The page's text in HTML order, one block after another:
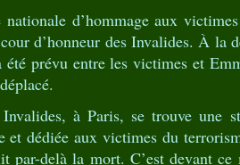
nationale d’hommage aux
d’honneur des Invalides. À la
été prévu entre les victimes et
à Paris, se trouve une
et dédiée aux victimes du
delà la mort. C’est devant ce